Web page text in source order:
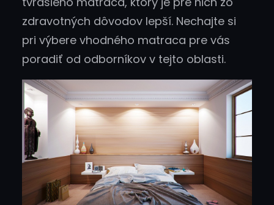
zdravotných dôvodov lepší. Nechajte si
pri výbere vhodného matraca pre vás
poradiť od odborníkov v tejto oblasti.